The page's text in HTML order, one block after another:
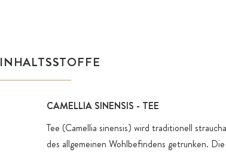
INHALTSSTOFFE
CAMELLIA SINENSIS - TEE
Tee (Camellia sinensis) wird traditionell
des allgemeinen Wohlbefindens getrunken.